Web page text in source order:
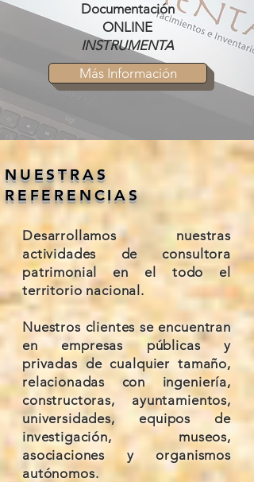
Documentación
ONLINE
INSTRUMENTA
Más Información
NUESTRAS
REFERENCIAS
Desarrollamos nuestras
actividades de consultora
patrimonial en el todo el
territorio nacional.
Nuestros clientes se encuentran
en empresas públicas y
privadas de cualquier tamaño,
relacionadas con ingeniería,
constructoras, ayuntamientos,
universidades, equipos de
investigación, museos,
asociaciones y organismos
autónomos.